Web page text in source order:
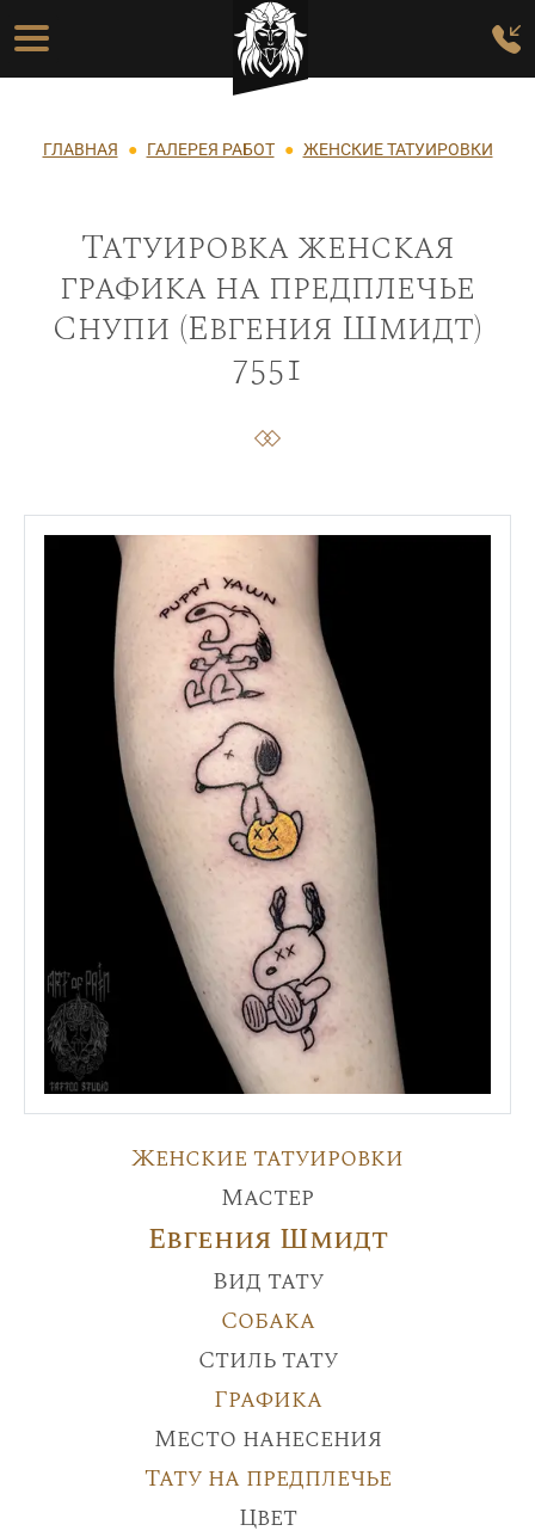
Перейти к основному содержанию
Основная навигация
Строка навигации
ГЛАВНАЯ ГАЛЕРЕЯ РАБОТ ЖЕНСКИЕ ТАТУИРОВКИ
Татуировка женская
графика на предплечье
Снупи (Евгения Шмидт)
7551
Женские татуировки
Мастер
Евгения Шмидт
Вид тату
Собака
Стиль тату
Графика
Место нанесения
Тату на предплечье
Цвет